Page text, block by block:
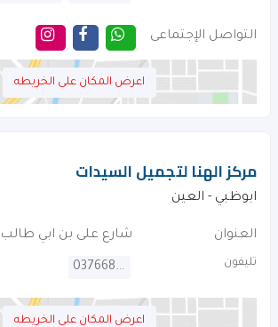
التواصل الإجتماعى
اعرض المكان على الخريطه
مركز الهنا لتجميل السيدات
ابوظبي - العين
العنوان شارع على بن ابي طالب
تليفون 037668995
اعرض المكان على الخريطه